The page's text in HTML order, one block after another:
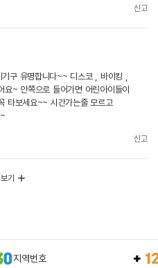
신고
구 유명합니다~~ 디스코 , 바이킹 ,
~ 안쪽으로 들어가면 어린아이들이
타보세요~~ 시간가는줄 모르고
신고
기
지역번호